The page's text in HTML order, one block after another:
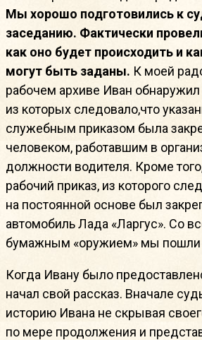
Мы хорошо подготовились к
заседанию. Фактически
как оно будет происходить и
могут быть заданы. К моей
рабочем архиве Иван
из которых следовало,что
служебным приказом была
человеком, работавшим в
должности водителя. Кроме
рабочий приказ, из которого
на постоянной основе был
автомобиль Лада «Ларгус». Со
бумажным «оружием» мы пошли
Когда Ивану было
начал свой рассказ. Вначале
историю Ивана не скрывая
по мере продолжения и